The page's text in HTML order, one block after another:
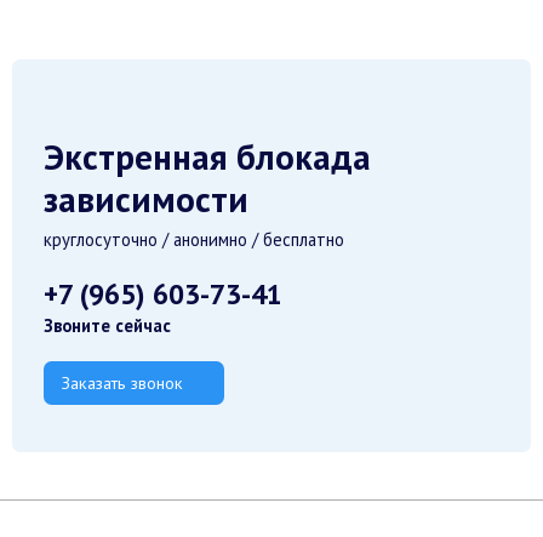
Экстренная блокада
зависимости
круглосуточно / анонимно / бесплатно
+7 (965) 603-73-41
Звоните сейчас
Заказать звонок